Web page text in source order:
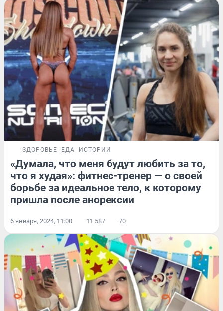
ЗДОРОВЬЕ ЕДА ИСТОРИИ
«Думала, что меня будут любить за то,
что я худая»: фитнес-тренер — о своей
борьбе за идеальное тело, к которому
пришла после анорексии
6 января, 2024, 11:00 11 587 70